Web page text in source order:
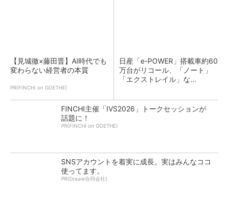
【見城徹×藤田晋】AI時代でも
変わらない経営者の本質
PR(FINCHI on GOETHE)
日産「e-POWER」搭載車約60
万台がリコール、「ノート」
「エクストレイル」な...
FINCHI主催「IVS2026」トークセッションが
話題に！
PR(FINCHI on GOETHE)
SNSアカウントを着実に成長。実はみんなココ
使ってます。
PR(Dreaw合同会社)